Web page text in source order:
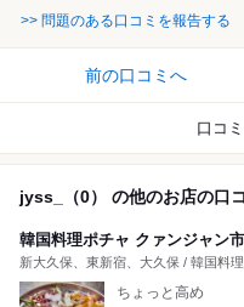
>> 問題のある口コミを報告する
前の口コミへ
口コ
jyss_（0） の他のお店の口
韓国料理ポチャ クァンジャン
新大久保、東新宿、大久保 / 韓国料理
ちょっと高め